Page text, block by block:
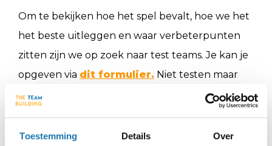
Toestemming Details Over
Om te bekijken hoe het spel bevalt, hoe we het
het beste uitleggen en waar verbeterpunten
zitten zijn we op zoek naar test teams. Je kan je
opgeven via dit formulier. Niet testen maar
gewoon gelijk spelen? Snappen we!
Vanaf8 juli
spel zelf komen uitproberen.
Zien we je dan?